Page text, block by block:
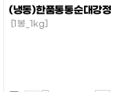
(냉동)한품통통순대강정
[1봉_1kg]